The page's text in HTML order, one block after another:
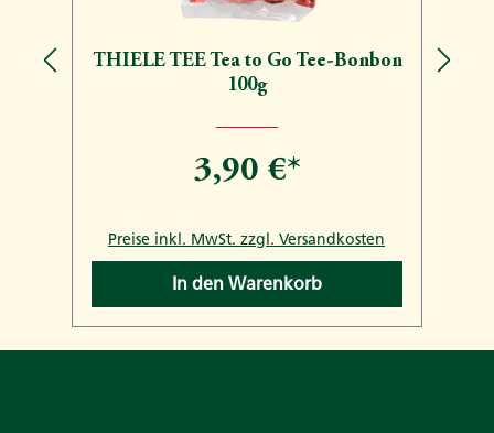
THIELE TEE Tea to Go Tee-Bonbon
100g
3,90 €*
Preise inkl. MwSt. zzgl. Versandkosten
In den Warenkorb